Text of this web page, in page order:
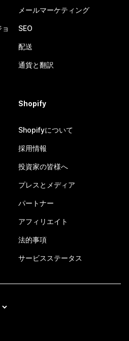
メールマーケティング
SEO
配送
通貨と翻訳
Shopify
Shopifyについて
採用情報
投資家の皆様へ
プレスとメディア
パートナー
アフィリエイト
法的事項
サービスステータス